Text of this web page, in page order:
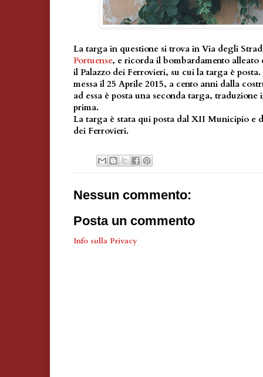
La targa in questione si trova in Via degli
Portuense, e ricorda il bombardamento alleato
il Palazzo dei Ferrovieri, su cui la targa è
messa il 25 Aprile 2015, a cento anni dalla
ad essa è posta una seconda targa,
prima.
La targa è stata qui posta dal XII Municipio e
dei Ferrovieri.
Nessun commento:
Posta un commento
Info sulla Privacy